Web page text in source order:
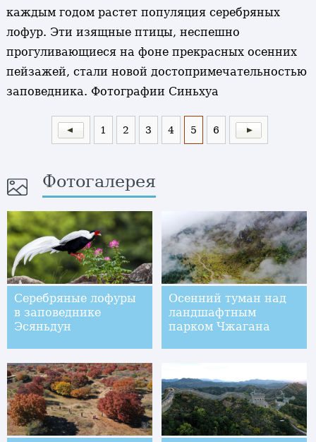
каждым годом растет популяция серебряных
лофур. Эти изящные птицы, неспешно
прогуливающиеся на фоне прекрасных осенних
пейзажей, стали новой достопримечательностью
заповедника. Фотографии Синьхуа
1 2 3 4 5 6
Фотогалерея
Серебряные лофуры
в заповеднике
Эсяньдун
Осенний туман над
ландшафтным
парком Чжагана